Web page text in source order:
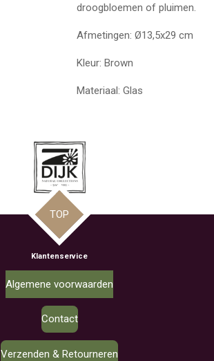
droogbloemen of pluimen.
Afmetingen: Ø13,5x29 cm
Kleur: Brown
Materiaal: Glas
TOP
Klantenservice
Algemene voorwaarden
Contact
Verzenden & Retourneren